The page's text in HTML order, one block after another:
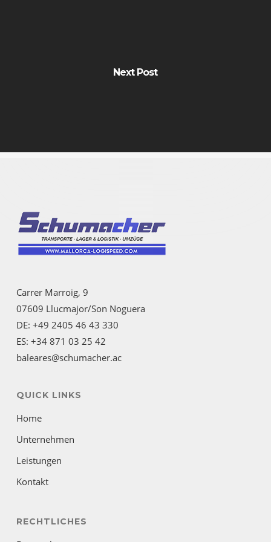
Next Post
Carrer Marroig, 9
07609 Llucmajor/Son Noguera
DE: +49 2405 46 43 330
ES: +34 871 03 25 42
baleares@schumacher.ac
QUICK LINKS
Home
Unternehmen
Leistungen
Kontakt
RECHTLICHES